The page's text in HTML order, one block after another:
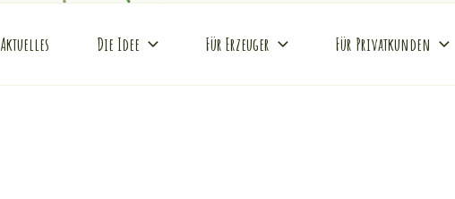
KONDITOUREI
Mobile Produktveredlung am Hof
Aktuelles Die Idee Für Erzeuger Für Privatkunden